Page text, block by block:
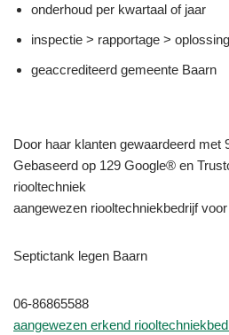
onderhoud per kwartaal of jaar
inspectie > rapportage >
geaccrediteerd gemeente Baarn
Door haar klanten gewaardeerd met
Gebaseerd op 129 Google® en
riooltechniek
aangewezen riooltechniekbedrijf
Septictank legen Baarn
06-86865588
aangewezen erkend